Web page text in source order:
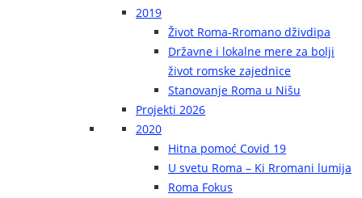
2019
Život Roma-Rromano dživdipa
Državne i lokalne mere za bolji
život romske zajednice
Stanovanje Roma u Nišu
Projekti 2026
2020
Hitna pomoć Covid 19
U svetu Roma – Ki Rromani lumija
Roma Fokus